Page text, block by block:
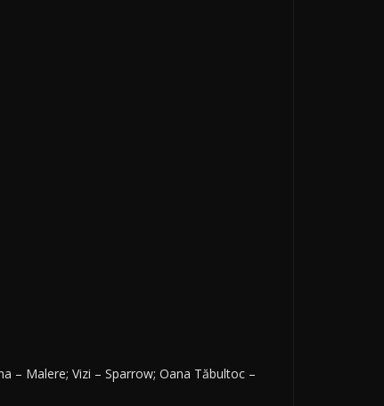
– Malere; Vizi – Sparrow; Oana Tăbultoc –